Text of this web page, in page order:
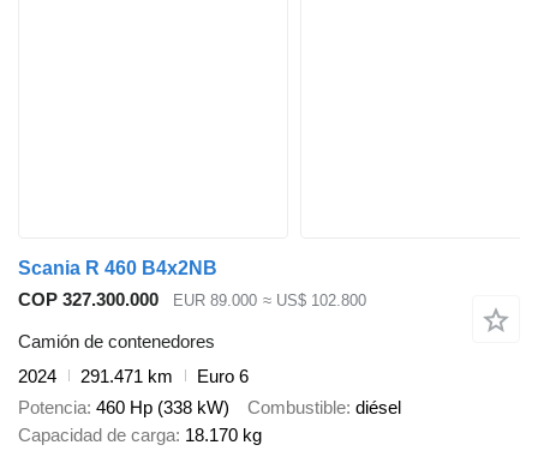
Scania R 460 B4x2NB
COP 327.300.000
EUR 89.000 ≈ US$ 102.800
Camión de contenedores
2024
291.471 km
Euro 6
Potencia 460 Hp (338 kW) Combustible diésel
Capacidad de carga 18.170 kg